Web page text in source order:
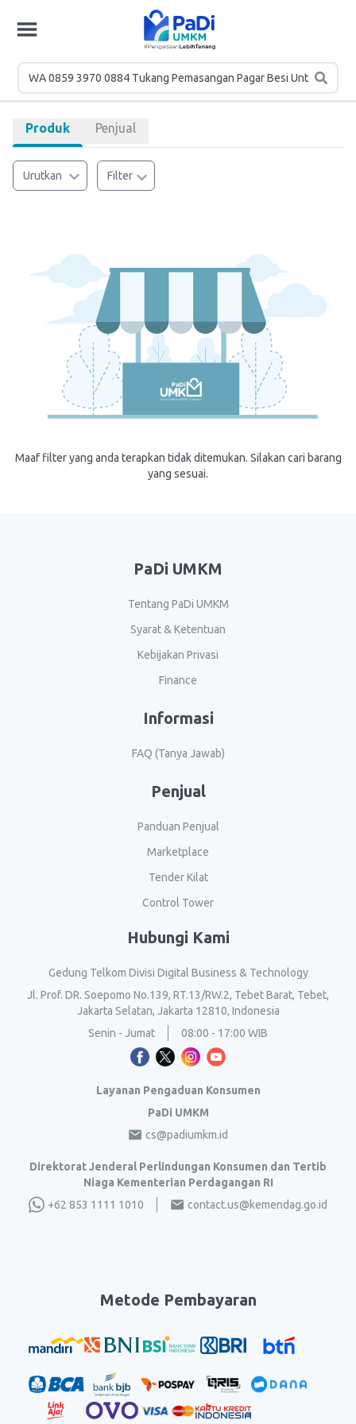
Produk Penjual
Urutkan Filter
Maaf filter yang anda terapkan tidak ditemukan. Silakan cari barang
yang sesuai.
PaDi UMKM
Tentang PaDi UMKM
Syarat & Ketentuan
Kebijakan Privasi
Finance
Informasi
FAQ (Tanya Jawab)
Penjual
Panduan Penjual
Marketplace
Tender Kilat
Control Tower
Hubungi Kami
Gedung Telkom Divisi Digital Business & Technology
Jl. Prof. DR. Soepomo No.139, RT.13/RW.2, Tebet Barat, Tebet,
Jakarta Selatan, Jakarta 12810, Indonesia
Senin - Jumat
08:00 - 17:00 WIB
Layanan Pengaduan Konsumen
PaDi UMKM
cs@padiumkm.id
Direktorat Jenderal Perlindungan Konsumen dan Tertib
Niaga Kementerian Perdagangan RI
+62 853 1111 1010
contact.us@kemendag.go.id
Metode Pembayaran